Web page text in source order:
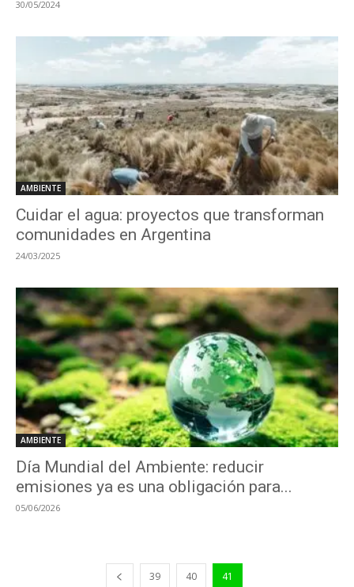
30/05/2024
AMBIENTE
Cuidar el agua: proyectos que transforman
comunidades en Argentina
24/03/2025
AMBIENTE
Día Mundial del Ambiente: reducir
emisiones ya es una obligación para...
05/06/2026
39 40 41